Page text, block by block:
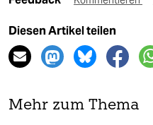
Diesen Artikel teilen
Mehr zum Thema